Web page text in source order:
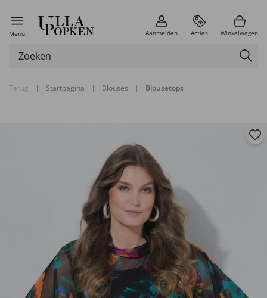
Menu Aanmelden Acties Winkelwagen
Terug | Startpagina | Blouses | Blousetops